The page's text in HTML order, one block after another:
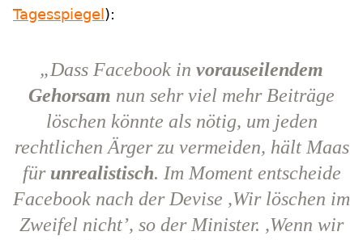
Tagesspiegel ):
„Dass Facebook in vorauseilendem
Gehorsam nun sehr viel mehr Beiträge
löschen könnte als nötig, um jeden
rechtlichen Ärger zu vermeiden, hält Maas
für unrealistisch. Im Moment entscheide
Facebook nach der Devise ,Wir löschen im
Zweifel nicht’, so der Minister. ,Wenn wir